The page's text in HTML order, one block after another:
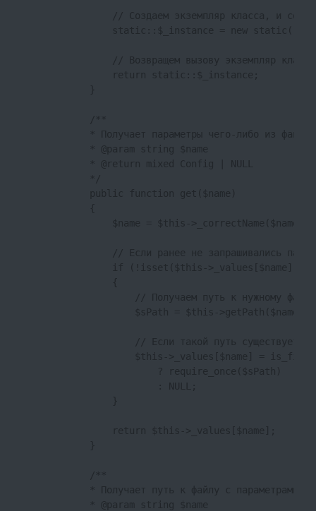
// Создаем экземпляр класса, и
                static::$_instance = new static();
                // Возвращем вызову экземпляр класса
                return static::$_instance;
* Получает параметры чего-либо из
            * @param string $name
            * @return mixed Config | NULL
            public function get($name)
                $name = $this->_correctName($name);
// Если ранее не запрашивались
                if (!isset($this->_values[$name]))
                    // Получаем путь к нужному файлу
                    $sPath = $this->getPath($name);
                    // Если такой путь существует
$this->_values[$name] =
                        ? require_once($sPath)
                        : NULL;
                return $this->_values[$name];
            * Получает путь к файлу с параметрами
            * @param string $name